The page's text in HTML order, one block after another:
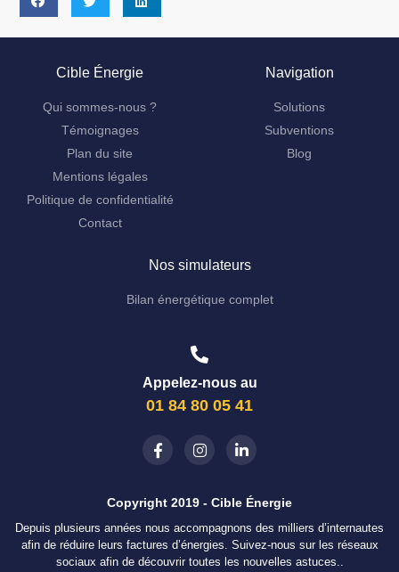
Cible Énergie
Qui sommes-nous ?
Témoignages
Plan du site
Mentions légales
Politique de confidentialité
Contact
Navigation
Solutions
Subventions
Blog
Nos simulateurs
Bilan énergétique complet
Appelez-nous au
01 84 80 05 41
Copyright 2019 - Cible Énergie
Depuis plusieurs années nous accompagnons des milliers d’internautes
afin de réduire leurs factures d’énergies. Suivez-nous sur les réseaux
sociaux afin de découvrir toutes les nouvelles astuces..